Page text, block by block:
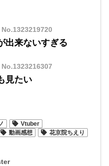
出来ないすぎる
No.1323216307
見たい
Vtuber
動画感想
花京院ちえり